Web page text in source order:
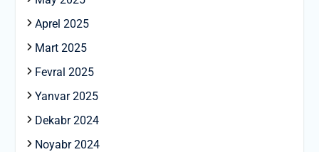
Aprel 2025
Mart 2025
Fevral 2025
Yanvar 2025
Dekabr 2024
Noyabr 2024